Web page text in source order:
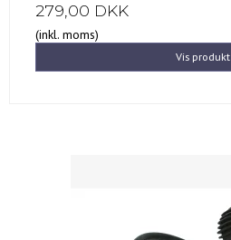
279,00 DKK
(inkl. moms)
Vis produkt